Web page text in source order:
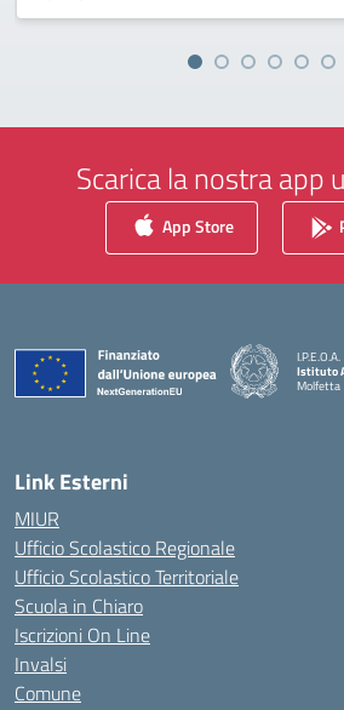
Scarica la nostra app
App Store
I.P.E.O.A.
Istituto
Molfetta
Link Esterni
MIUR
Ufficio Scolastico Regionale
Ufficio Scolastico Territoriale
Scuola in Chiaro
Iscrizioni On Line
Invalsi
Comune